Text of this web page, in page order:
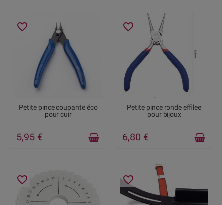
RUPTURE DE STOCK
favorite_border
Petite pince coupante éco
pour cuir
5,95 €
DERNIERS ARTICLES EN
STOCK
favorite_border
Petite pince ronde effilee
pour bijoux
6,80 €
favorite_border favorite_border